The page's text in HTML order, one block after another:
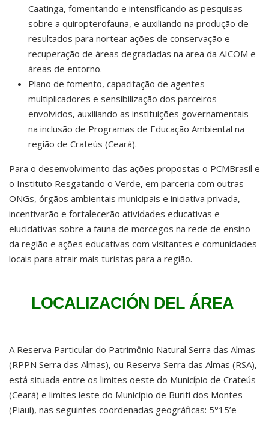
Caatinga, fomentando e intensificando as pesquisas
sobre a quiropterofauna, e auxiliando na produção de
resultados para nortear ações de conservação e
recuperação de áreas degradadas na area da AICOM e
áreas de entorno.
Plano de fomento, capacitação de agentes
multiplicadores e sensibilização dos parceiros
envolvidos, auxiliando as instituições governamentais
na inclusão de Programas de Educação Ambiental na
região de Crateús (Ceará).
Para o desenvolvimento das ações propostas o PCMBrasil e
o Instituto Resgatando o Verde, em parceria com outras
ONGs, órgãos ambientais municipais e iniciativa privada,
incentivarão e fortalecerão atividades educativas e
elucidativas sobre a fauna de morcegos na rede de ensino
da região e ações educativas com visitantes e comunidades
locais para atrair mais turistas para a região.
LOCALIZACIÓN DEL ÁREA
A Reserva Particular do Patrimônio Natural Serra das Almas
(RPPN Serra das Almas), ou Reserva Serra das Almas (RSA),
está situada entre os limites oeste do Município de Crateús
(Ceará) e limites leste do Município de Buriti dos Montes
(Piauí), nas seguintes coordenadas geográficas: 5°15’e